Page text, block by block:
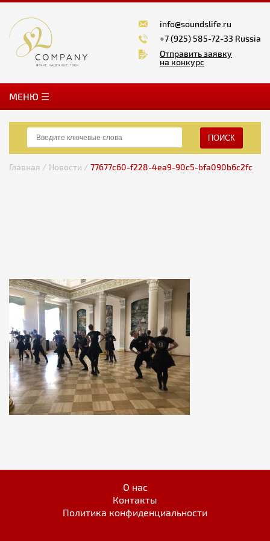
info@soundslife.ru
+7 (925) 585-72-33 Russia
Отправить заявку
на конкурс
MЕНЮ ☰
ПОИСК
Главная / Новости / 77677c60-f228-4ea9-90c5-bfa090b6c2fc
О нас
Контакты
Политика конфиденциальности